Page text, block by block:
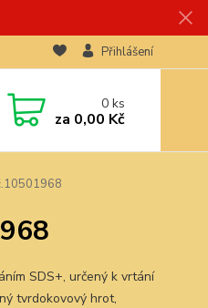
Přihlášení
0ks
za 0,00 Kč
SDS+, určený k vrtání
tvrdokovový hrot,